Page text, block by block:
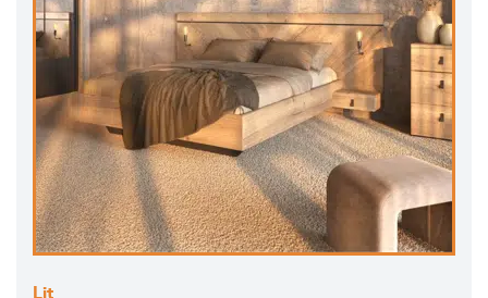
Lit